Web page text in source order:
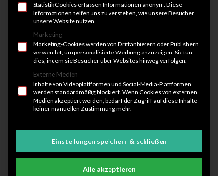
Rehasport Orthopädie Gesundheitssport
Statistik Cookies erfassen Informationen anonym. Diese
Informationen helfen uns zu verstehen, wie unsere Besucher
unsere Website nutzen.
Marketing
Marketing-Cookies werden von Drittanbietern oder Publishern
verwendet, um personalisierte Werbung anzuzeigen. Sie tun
dies, indem sie Besucher über Websites hinweg verfolgen.
Externe Medien
Inhalte von Videoplattformen und Social-Media-Plattformen
werden standardmäßig blockiert. Wenn Cookies von externen
Medien akzeptiert werden, bedarf der Zugriff auf diese Inhalte
keiner manuellen Zustimmung mehr.
Einstellungen speichern & schließen
Alle akzeptieren